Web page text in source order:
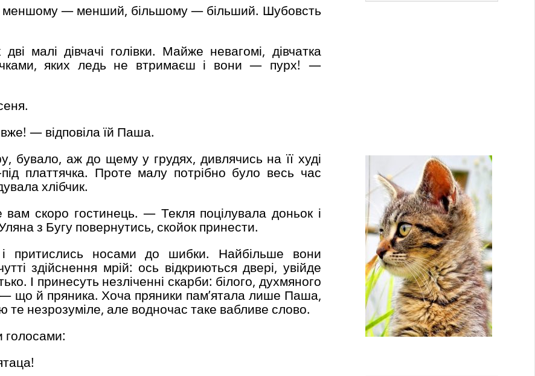
меншому — менший, більшому — більший. Шубовсть
малі дівчачі голівки. Майже невагомі, дівчатка
яких ледь не втримаєш і вони — пурх! —
— відповіла їй Паша.
бувало, аж до щему у грудях, дивлячись на її худі
платтячка. Проте малу потрібно було весь час
хлібчик.
вам скоро гостинець. — Текля поцілувала доньок і
з Бугу повернутись, скойок принести.
і притислись носами до шибки. Найбільше вони
здійснення мрій: ось відкриються двері, увійде
І принесуть незліченні скарби: білого, духмяного
що й пряника. Хоча пряники пам’ятала лише Паша,
те незрозуміле, але водночас таке вабливе слово.
голосами: